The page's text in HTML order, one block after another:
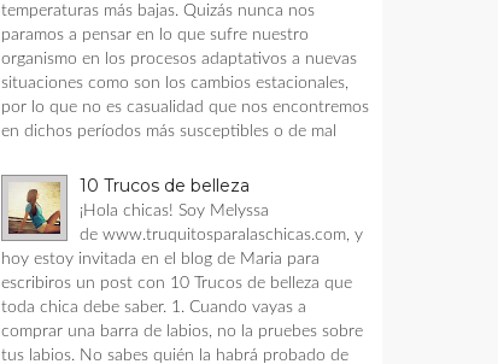
temperaturas más bajas. Quizás nunca nos
paramos a pensar en lo que sufre nuestro
organismo en los procesos adaptativos a nuevas
situaciones como son los cambios estacionales,
por lo que no es casualidad que nos encontremos
en dichos períodos más susceptibles o de mal
10 Trucos de belleza
¡Hola chicas! Soy Melyssa
de www.truquitosparalaschicas.com, y
hoy estoy invitada en el blog de Maria para
escribiros un post con 10 Trucos de belleza que
toda chica debe saber. 1. Cuando vayas a
comprar una barra de labios, no la pruebes sobre
tus labios. No sabes quién la habrá probado de